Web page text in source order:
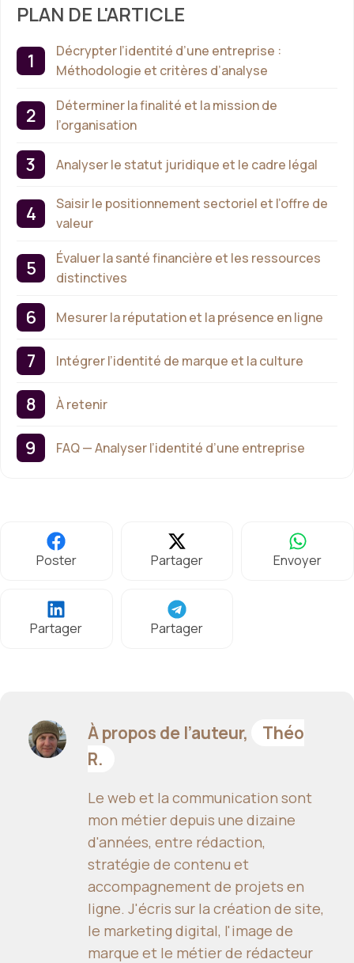
PLAN DE L'ARTICLE
Décrypter l’identité d’une entreprise :
Méthodologie et critères d’analyse
Déterminer la finalité et la mission de
l’organisation
Analyser le statut juridique et le cadre légal
Saisir le positionnement sectoriel et l’offre de
valeur
Évaluer la santé financière et les ressources
distinctives
Mesurer la réputation et la présence en ligne
Intégrer l’identité de marque et la culture
À retenir
FAQ — Analyser l’identité d’une entreprise
Poster Partager Envoyer
Partager Partager
À propos de l’auteur,
Théo
R.
Le web et la communication sont
mon métier depuis une dizaine
d'années, entre rédaction,
stratégie de contenu et
accompagnement de projets en
ligne. J'écris sur la création de site,
le marketing digital, l'image de
marque et le métier de rédacteur